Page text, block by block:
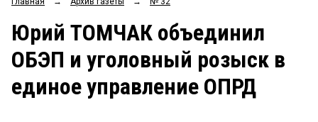
ОБЩЕСТВО
ЗАКОН
НОВОСТИ КОМПАНИЙ
Рейтинги
Блоги
Архив
Юрий ТОМЧАК объединил
ОБЭП и уголовный розыск в
единое управление ОПРД